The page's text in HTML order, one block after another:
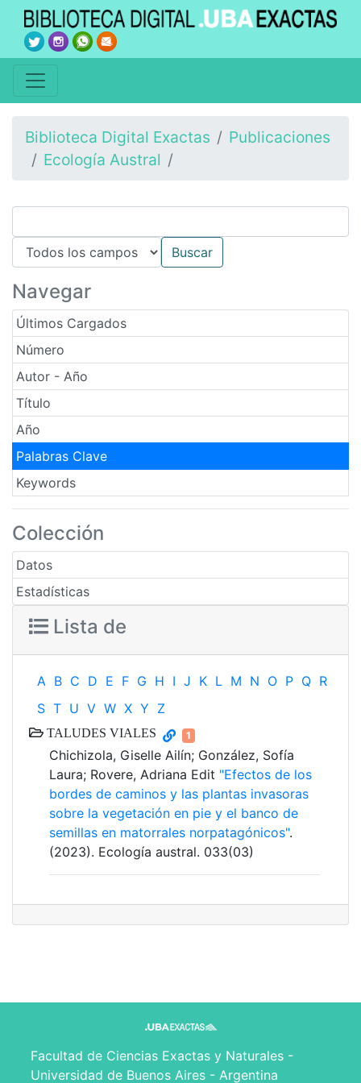
Biblioteca Digital Exactas
Publicaciones
Ecología Austral
Navegar
Últimos Cargados
Número
Autor - Año
Título
Año
Palabras Clave
Keywords
Colección
Datos
Estadísticas
Lista de
A B C D E F G H I J K L M N O P Q R
S T U V W X Y Z
TALUDES VIALES 1
Chichizola, Giselle Ailín; González, Sofía
Laura; Rovere, Adriana Edit "Efectos de los
bordes de caminos y las plantas invasoras
sobre la vegetación en pie y el banco de
semillas en matorrales norpatagónicos".
(2023). Ecología austral. 033(03)
Facultad de Ciencias Exactas y Naturales -
Universidad de Buenos Aires - Argentina